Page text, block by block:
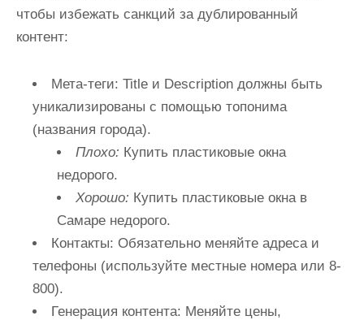
чтобы избежать санкций за дублированный
контент:
Мета-теги: Title и Description должны быть
уникализированы с помощью топонима
(названия города).
Плохо: Купить пластиковые окна
недорого.
Хорошо: Купить пластиковые окна в
Самаре недорого.
Контакты: Обязательно меняйте адреса и
телефоны (используйте местные номера или 8-
800).
Генерация контента: Меняйте цены,